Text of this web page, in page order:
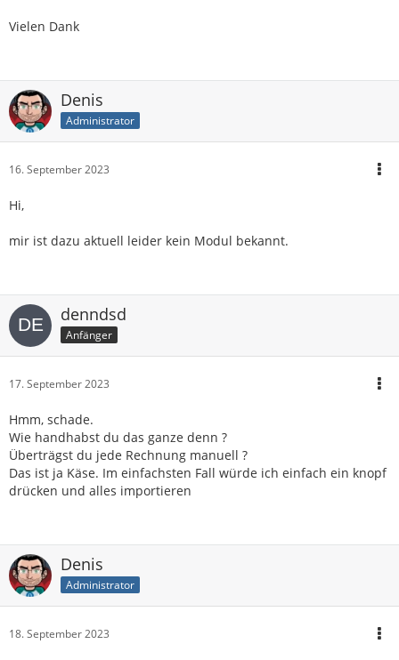
Vielen Dank
Denis
Administrator
16. September 2023
Hi,
mir ist dazu aktuell leider kein Modul bekannt.
denndsd
Anfänger
17. September 2023
Hmm, schade.
Wie handhabst du das ganze denn ?
Überträgst du jede Rechnung manuell ?
Das ist ja Käse. Im einfachsten Fall würde ich einfach ein knopf
drücken und alles importieren
Denis
Administrator
18. September 2023